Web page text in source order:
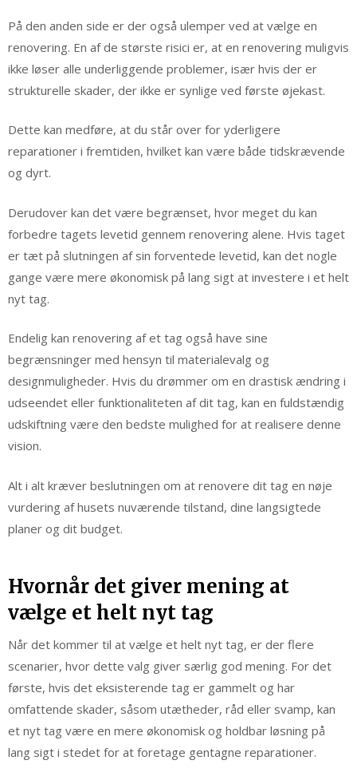
På den anden side er der også ulemper ved at vælge en
renovering. En af de største risici er, at en renovering muligvis
ikke løser alle underliggende problemer, især hvis der er
strukturelle skader, der ikke er synlige ved første øjekast.
Dette kan medføre, at du står over for yderligere
reparationer i fremtiden, hvilket kan være både tidskrævende
og dyrt.
Derudover kan det være begrænset, hvor meget du kan
forbedre tagets levetid gennem renovering alene. Hvis taget
er tæt på slutningen af sin forventede levetid, kan det nogle
gange være mere økonomisk på lang sigt at investere i et helt
nyt tag.
Endelig kan renovering af et tag også have sine
begrænsninger med hensyn til materialevalg og
designmuligheder. Hvis du drømmer om en drastisk ændring i
udseendet eller funktionaliteten af dit tag, kan en fuldstændig
udskiftning være den bedste mulighed for at realisere denne
vision.
Alt i alt kræver beslutningen om at renovere dit tag en nøje
vurdering af husets nuværende tilstand, dine langsigtede
planer og dit budget.
Hvornår det giver mening at
vælge et helt nyt tag
Når det kommer til at vælge et helt nyt tag, er der flere
scenarier, hvor dette valg giver særlig god mening. For det
første, hvis det eksisterende tag er gammelt og har
omfattende skader, såsom utætheder, råd eller svamp, kan
et nyt tag være en mere økonomisk og holdbar løsning på
lang sigt i stedet for at foretage gentagne reparationer.